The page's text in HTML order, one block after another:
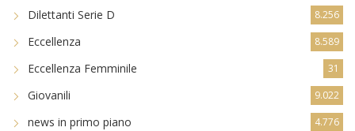
Dilettanti Serie D 8.256
Eccellenza 8.589
Eccellenza Femminile 31
Giovanili 9.022
news in primo piano 4.776